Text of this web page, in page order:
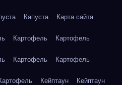
Капуста Карта сайта
Картофель Картофель
Картофель Картофель
Кейптаун Кейптаун